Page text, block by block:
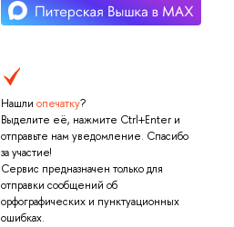
Нашли опечатку?
Выделите её, нажмите Ctrl+Enter и
отправьте нам уведомление. Спасибо
за участие!
Сервис предназначен только для
отправки сообщений об
орфографических и пунктуационных
ошибках.